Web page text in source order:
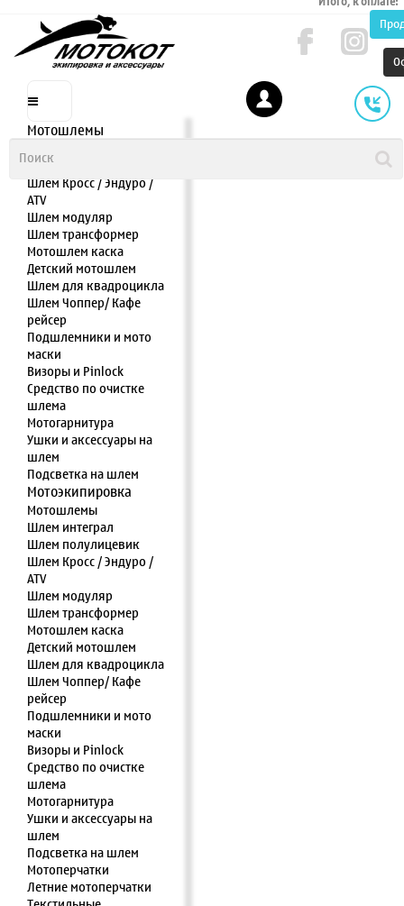
Мотошлемы
Шлем полулицевик
Шлем Кросс / Эндуро /
ATV
Шлем модуляр
Шлем трансформер
Мотошлем каска
Детский мотошлем
Шлем для квадроцикла
Шлем Чоппер/ Кафе
рейсер
Подшлемники и мото
маски
Визоры и Pinlock
Средство по очистке
шлема
Мотогарнитура
Ушки и аксессуары на
шлем
Подсветка на шлем
Мотоэкипировка
Мотошлемы
Шлем интеграл
Шлем полулицевик
Шлем Кросс / Эндуро /
ATV
Шлем модуляр
Шлем трансформер
Мотошлем каска
Детский мотошлем
Шлем для квадроцикла
Шлем Чоппер/ Кафе
рейсер
Подшлемники и мото
маски
Визоры и Pinlock
Средство по очистке
шлема
Мотогарнитура
Ушки и аксессуары на
шлем
Подсветка на шлем
Мотоперчатки
Летние мотоперчатки